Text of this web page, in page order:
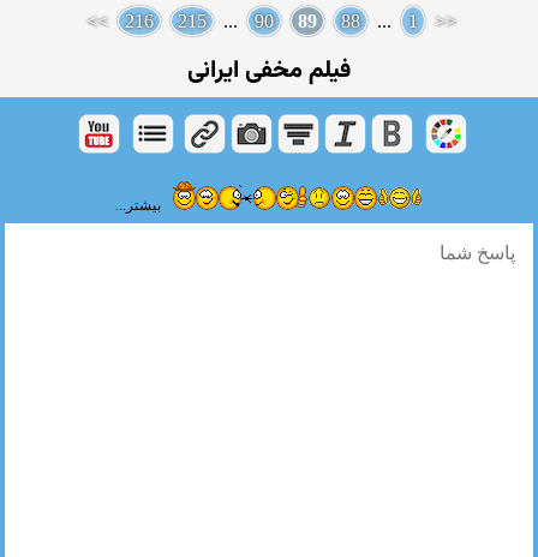
<<
1
...
88
89
90
...
215
216
>>
فیلم مخفی ایرانی
بیشتر...